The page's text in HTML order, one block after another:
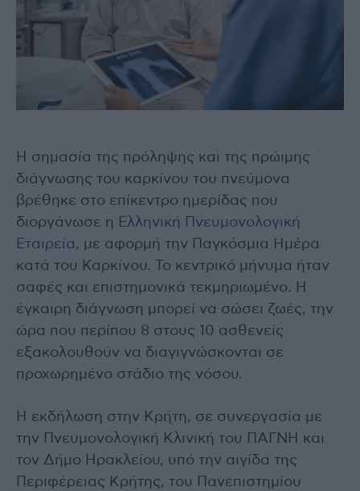
Η σημασία της πρόληψης και της πρώιμης
διάγνωσης του καρκίνου του πνεύμονα
βρέθηκε στο επίκεντρο ημερίδας που
διοργάνωσε η Ελληνική Πνευμονολογική
Εταιρεία, με αφορμή την Παγκόσμια Ημέρα
κατά του Καρκίνου. Το κεντρικό μήνυμα ήταν
σαφές και επιστημονικά τεκμηριωμένο. Η
έγκαιρη διάγνωση μπορεί να σώσει ζωές, την
ώρα που περίπου 8 στους 10 ασθενείς
εξακολουθούν να διαγιγνώσκονται σε
προχωρημένο στάδιο της νόσου.
Η εκδήλωση στην Κρήτη, σε συνεργασία με
την Πνευμονολογική Κλινική του ΠΑΓΝΗ και
τον Δήμο Ηρακλείου, υπό την αιγίδα της
Περιφέρειας Κρήτης, του Πανεπιστημίου